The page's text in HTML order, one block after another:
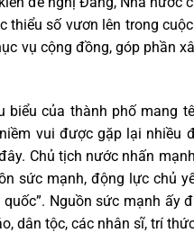
thiểu số vươn lên trong
vụ cộng đồng, góp phần
của thành phố mang
vui được gặp lại
Chủ tịch nước nhấn
sức mạnh, động lực chủ
Nguồn sức mạnh
dân tộc, các nhân sĩ, trí